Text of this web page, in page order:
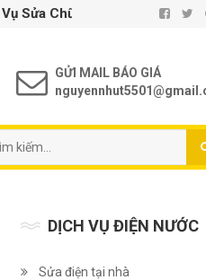
Nước Tại Nhà TP. Hồ Chí
GỬI MAIL BÁO GIÁ
DỊCH VỤ ĐIỆN NƯỚC
Sửa điện tại nhà